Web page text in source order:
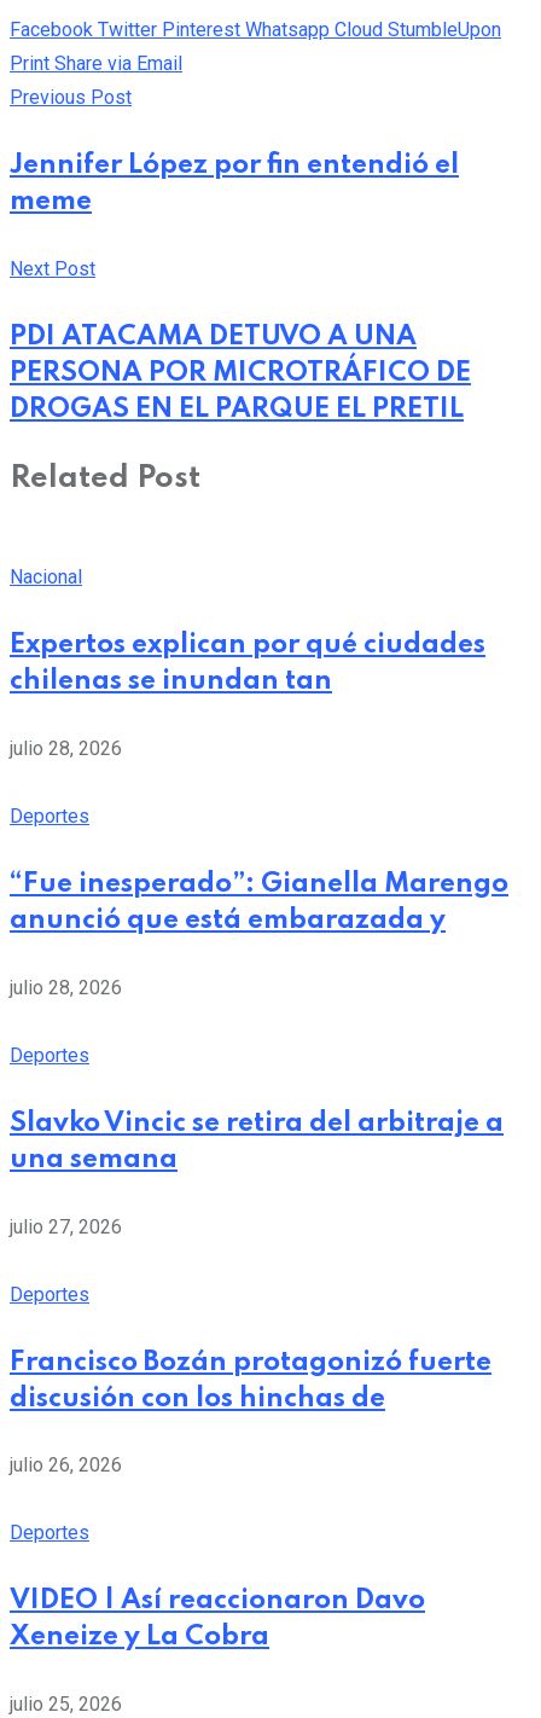
Facebook Twitter Pinterest Whatsapp Cloud StumbleUpon
Print Share via Email
Previous Post
Jennifer López por fin entendió el
meme
Next Post
PDI ATACAMA DETUVO A UNA
PERSONA POR MICROTRÁFICO DE
DROGAS EN EL PARQUE EL PRETIL
Related Post
Nacional
Expertos explican por qué ciudades
chilenas se inundan tan
julio 28, 2026
Deportes
“Fue inesperado”: Gianella Marengo
anunció que está embarazada y
julio 28, 2026
Deportes
Slavko Vincic se retira del arbitraje a
una semana
julio 27, 2026
Deportes
Francisco Bozán protagonizó fuerte
discusión con los hinchas de
julio 26, 2026
Deportes
VIDEO | Así reaccionaron Davo
Xeneize y La Cobra
julio 25, 2026